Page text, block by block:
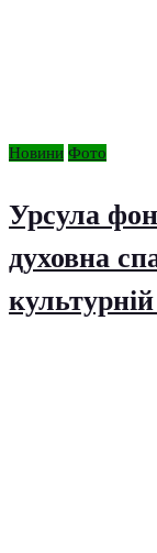
Новини Фото
Урсула
духовна